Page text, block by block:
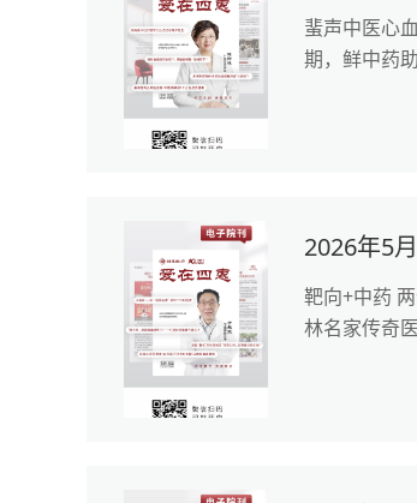
蜚声中医心
期，鲜中药
2026年5
靶向+中药
林名家传奇